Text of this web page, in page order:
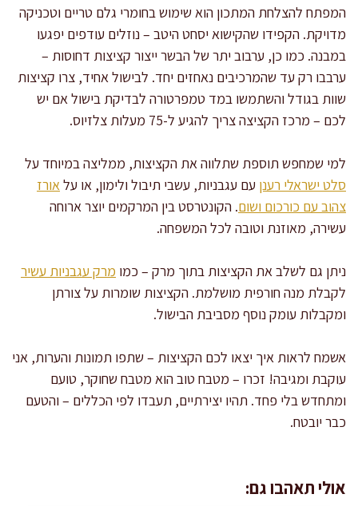
המפתח להצלחת המתכון הוא שימוש בחומרי גלם טריים וטכניקה
מדויקת. הקפידו שהקישוא יסחט היטב – נוזלים עודפים יפגעו
במבנה. כמו כן, ערבוב יתר של הבשר ייצור קציצות דחוסות –
ערבבו רק עד שהמרכיבים נאחזים יחד. לבישול אחיד, צרו קציצות
שוות בגודל והשתמשו במד טמפרטורה לבדיקת בישול אם יש
לכם – מרכז הקציצה צריך להגיע ל-75 מעלות צלזיוס.
למי שמחפש תוספת שתלווה את הקציצות, ממליצה במיוחד על
סלט ישראלי רענן עם עגבניות, עשבי תיבול ולימון, או על אורז
צהוב עם כורכום ושום. הקונטרסט בין המרקמים יוצר ארוחה
עשירה, מאוזנת וטובה לכל המשפחה.
ניתן גם לשלב את הקציצות בתוך מרק – כמו מרק עגבניות עשיר
לקבלת מנה חורפית מושלמת. הקציצות שומרות על צורתן
ומקבלות עומק נוסף מסביבת הבישול.
אשמח לראות איך יצאו לכם הקציצות – שתפו תמונות והערות, אני
עוקבת ומגיבה! זכרו – מטבח טוב הוא מטבח שחוקר, טועם
ומתחדש בלי פחד. תהיו יצירתיים, תעבדו לפי הכללים – והטעם
כבר יובטח.
אולי תאהבו גם: